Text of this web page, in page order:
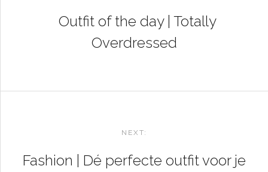
Outfit of the day | Totally
Overdressed
NEXT:
Fashion | Dé perfecte outfit voor je